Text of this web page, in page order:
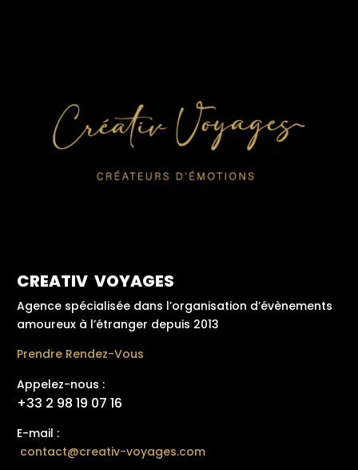
CREATIV VOYAGES
Agence spécialisée dans l’organisation d’évènements
amoureux à l’étranger depuis 2013
Prendre Rendez-Vous
Appelez-nous :
+33 2 98 19 07 16
E-mail :
contact@creativ-voyages.com